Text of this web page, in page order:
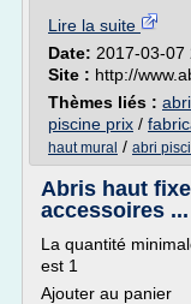
Lire la suite
Date: 2017-03-07
Site : http://
Thèmes liés :
piscine prix /
haut mural / abri
Abris haut
accessoires ...
La quantité
est 1
Ajouter au panier